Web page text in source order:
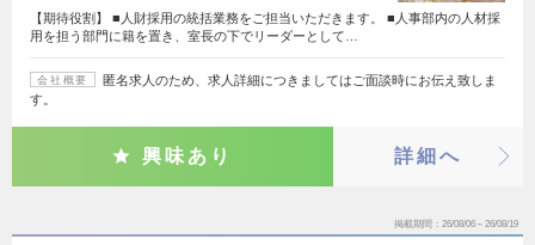
【期待役割】 ■人財採用の統括業務をご担当いただきます。 ■人事部内の人材採
用を担う部門に籍を置き、室長の下でリーダーとして…
会社概要
匿名求人のため、求人詳細につきましてはご面談時にお伝え致しま
す。
興味あり 詳細へ
掲載期間 26/08/06～26/08/19